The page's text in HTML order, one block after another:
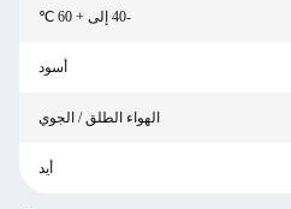
-40 إلى + 60 ℃
أسود
الهواء الطلق / الجوي
أيد